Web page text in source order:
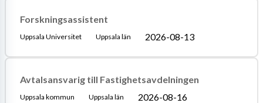
Forskningsassistent
Uppsala Universitet Uppsala län 2026-08-13
Avtalsansvarig till Fastighetsavdelningen
Uppsala kommun Uppsala län 2026-08-16